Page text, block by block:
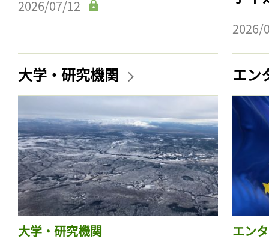
2026/07/12
2026/
大学・研究機関
大学・研究機関
エン
エン